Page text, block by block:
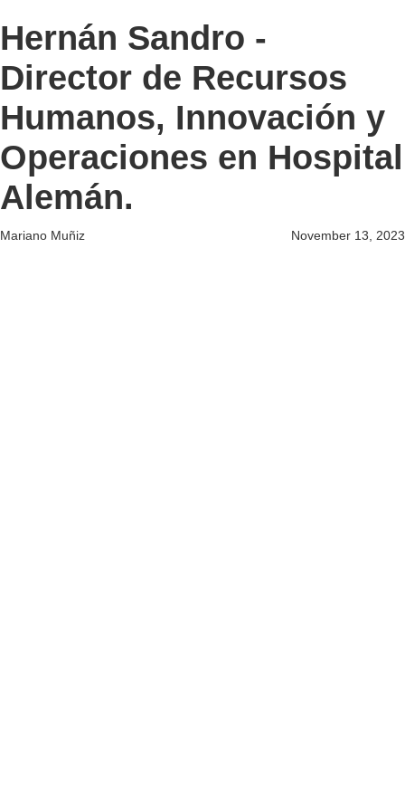
Hernán Sandro -
Director de Recursos
Humanos, Innovación y
Operaciones en Hospital
Alemán.
Mariano Muñiz November 13, 2023